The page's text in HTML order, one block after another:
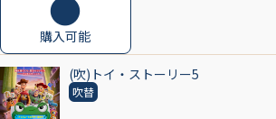
購入可能
(吹)トイ・ストーリー5
吹替